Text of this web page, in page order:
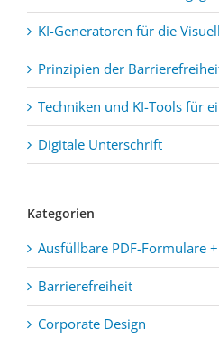
KI-Generatoren für die
Prinzipien der
Techniken und KI-Tools für
Digitale Unterschrift
Kategorien
Ausfüllbare PDF-Formulare
Barrierefreiheit
Corporate Design